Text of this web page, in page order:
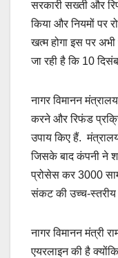
सरकारी सख्ती और
किया और नियमों पर
खत्म होगा इस पर
जा रही है कि 10
नागर विमानन
करने और रिफंड
उपाय किए हैं.
जिसके बाद कंपनी ने
प्रोसेस कर 3000
संकट की उच्च-
नागर विमानन मंत्री
एयरलाइन की है